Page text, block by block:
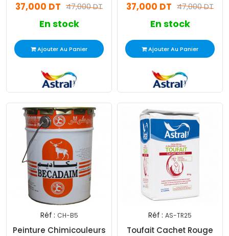
47,000 DT
37,000 DT
En stock
Ajouter Au Panier
47,000 DT
37,000 DT
En stock
Ajouter Au Panier
Réf : CH-B5
Peinture Chimicouleurs
Réf : AS-TR25
Toufait Cachet Rouge